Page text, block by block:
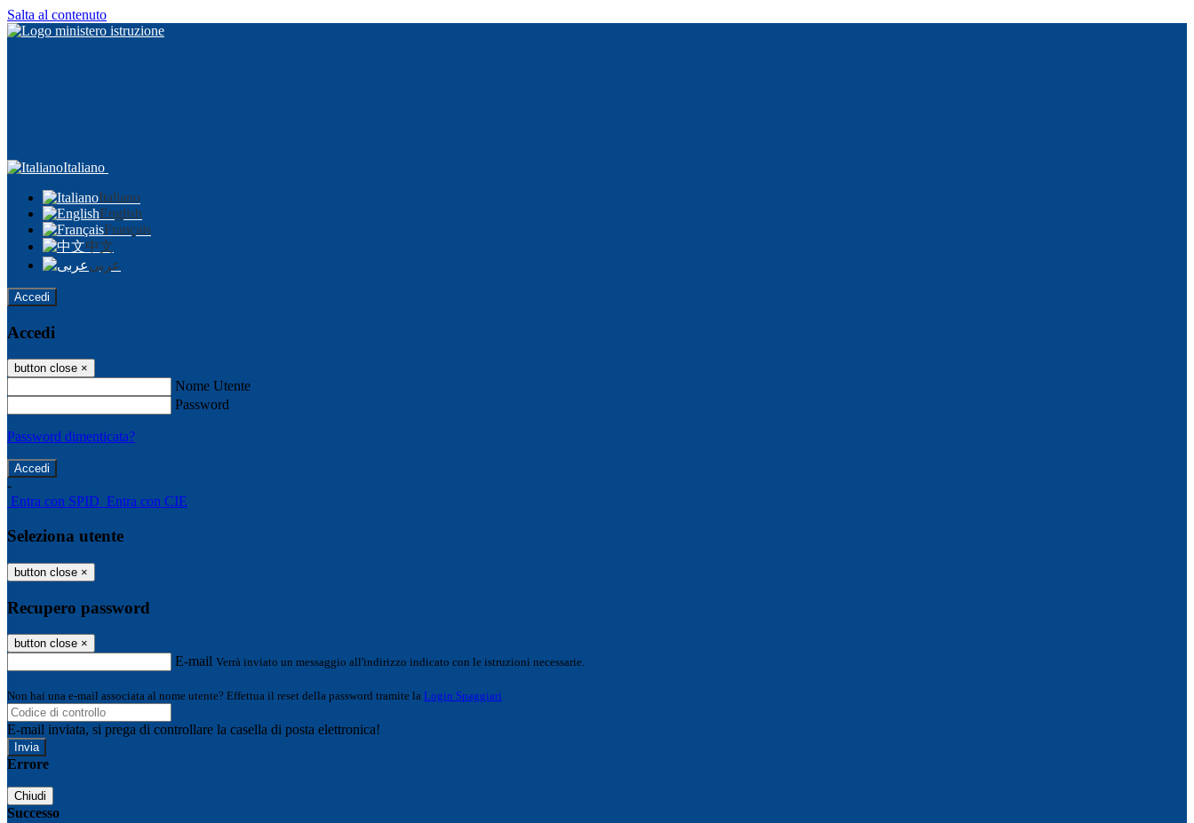
Salta al contenuto
Italiano
Italiano
English
Français
中文
عربى
Accedi
Accedi
button close ×
Nome Utente
Password
Password dimenticata?
-
Entra con SPID Entra con CIE
Seleziona utente
button close ×
Recupero password
button close ×
E-mail Verrà inviato un messaggio all'indirizzo indicato con le istruzioni necessarie.
Non hai una e-mail associata al nome utente? Effettua il reset della password tramite la Login Spaggiari
E-mail inviata, si prega di controllare la casella di posta elettronica!
Errore
Chiudi
Successo